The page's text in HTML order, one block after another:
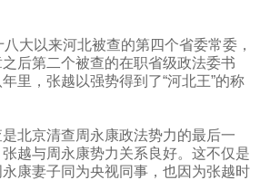
大以来河北被查的第四个省委常委，
后第二个被查的在职省级政法委书
里，张越以强势得到了“河北王”的称
北京清查周永康政法势力的最后一
越与周永康势力关系良好。这不仅是
康妻子同为央视同事，也因为张越时